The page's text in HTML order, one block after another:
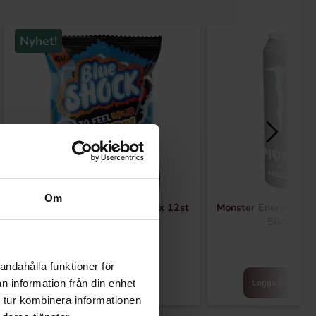
Om
funktioner för
information från din enhet
kombinera informationen
Nyhet!
Blue Shock Sour Dummy 80g x 12st
Logga in för att handla
Monster Energy
Logga in för att